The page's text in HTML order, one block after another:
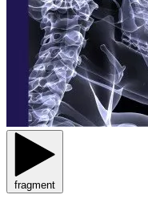
fragment